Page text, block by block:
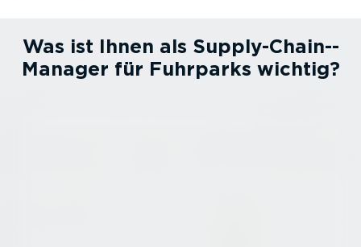
Was ist Ihnen als Supply-Chain-­
Ma­nager für Fuhrparks wichtig?